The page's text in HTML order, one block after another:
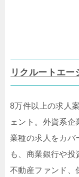
リクルートエー
8万件以上の求人
ェント。外資系
業種の求人をカバ
も、商業銀行や投
不動産ファンド、